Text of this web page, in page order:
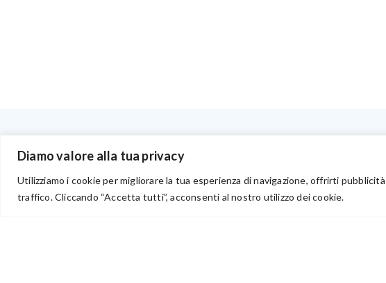
Diamo valore alla tua privacy
Utilizziamo i cookie per migliorare la tua esperienza di navigazione, offrirti
traffico. Cliccando “Accetta tutti”, acconsenti al nostro utilizzo dei cookie.
Privacy
Chi Siamo